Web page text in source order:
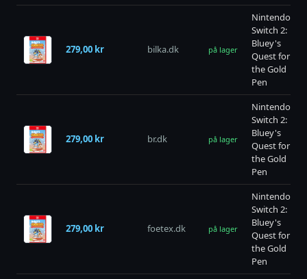
279,00 kr bilka.dk på lager
Nintendo
Switch 2:
Bluey's
Quest for
the Gold
Pen
279,00 kr br.dk på lager
Nintendo
Switch 2:
Bluey's
Quest for
the Gold
Pen
279,00 kr foetex.dk på lager
Nintendo
Switch 2:
Bluey's
Quest for
the Gold
Pen